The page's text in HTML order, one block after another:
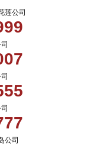
莲公司
公司